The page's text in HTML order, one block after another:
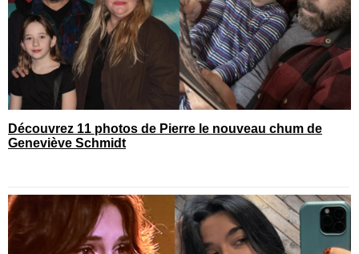
Découvrez 11 photos de Pierre le nouveau chum de
Geneviève Schmidt